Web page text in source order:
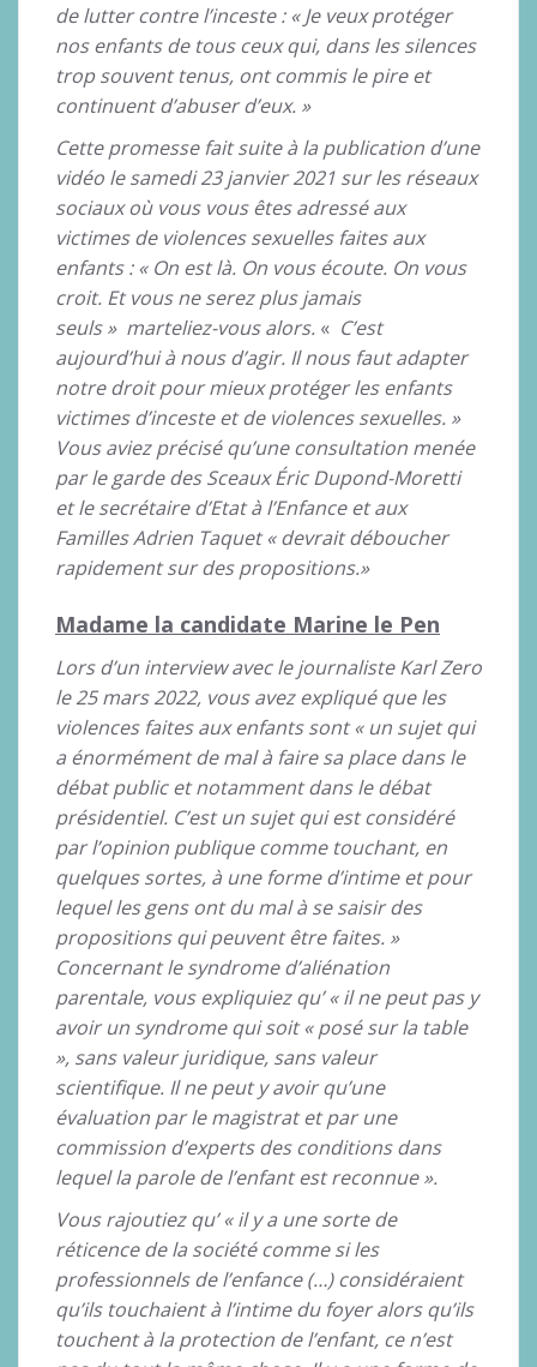
de lutter contre l’inceste : « Je veux protéger
nos enfants de tous ceux qui, dans les silences
trop souvent tenus, ont commis le pire et
continuent d’abuser d’eux. »
Cette promesse fait suite à la publication d’une
vidéo le samedi 23 janvier 2021 sur les réseaux
sociaux où vous vous êtes adressé aux
victimes de violences sexuelles faites aux
enfants : « On est là. On vous écoute. On vous
croit. Et vous ne serez plus jamais
seuls » marteliez-vous alors. « C’est
aujourd’hui à nous d’agir. Il nous faut adapter
notre droit pour mieux protéger les enfants
victimes d’inceste et de violences sexuelles. »
Vous aviez précisé qu’une consultation menée
par le garde des Sceaux Éric Dupond-Moretti
et le secrétaire d’Etat à l’Enfance et aux
Familles Adrien Taquet « devrait déboucher
rapidement sur des propositions.»
Madame la candidate Marine le Pen
Lors d’un interview avec le journaliste Karl Zero
le 25 mars 2022, vous avez expliqué que les
violences faites aux enfants sont « un sujet qui
a énormément de mal à faire sa place dans le
débat public et notamment dans le débat
présidentiel. C’est un sujet qui est considéré
par l’opinion publique comme touchant, en
quelques sortes, à une forme d’intime et pour
lequel les gens ont du mal à se saisir des
propositions qui peuvent être faites. »
Concernant le syndrome d’aliénation
parentale, vous expliquiez qu’ « il ne peut pas y
avoir un syndrome qui soit « posé sur la table
», sans valeur juridique, sans valeur
scientifique. Il ne peut y avoir qu’une
évaluation par le magistrat et par une
commission d’experts des conditions dans
lequel la parole de l’enfant est reconnue ».
Vous rajoutiez qu’ « il y a une sorte de
réticence de la société comme si les
professionnels de l’enfance (…) considéraient
qu’ils touchaient à l’intime du foyer alors qu’ils
touchent à la protection de l’enfant, ce n’est